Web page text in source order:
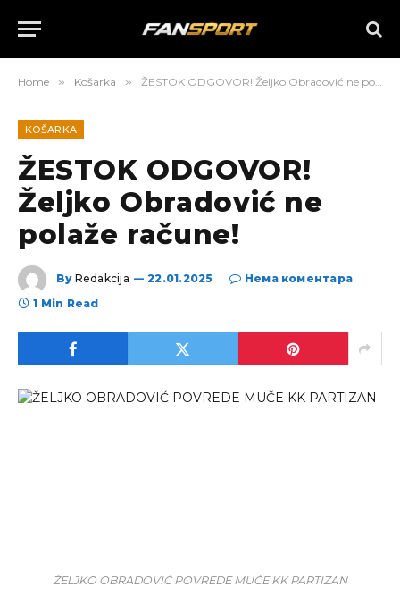
Home » Košarka » ŽESTOK ODGOVOR! Željko Obradović ne polaže račune!
KOŠARKA
ŽESTOK ODGOVOR!
Željko Obradović ne
polaže račune!
By Redakcija 22.01.2025
Нема коментара
1 Min Read
ŽELJKO OBRADOVIĆ POVREDE MUČE KK PARTIZAN